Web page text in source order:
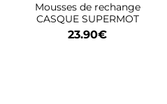
Mousses de rechange
CASQUE SUPERMOT
23.90€